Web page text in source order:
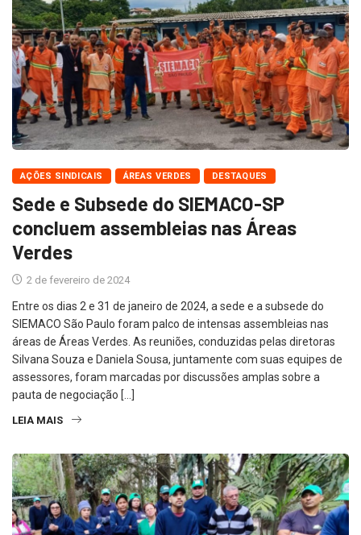
AÇÕES SINDICAIS ÁREAS VERDES DESTAQUES
Sede e Subsede do SIEMACO-SP
concluem assembleias nas Áreas
Verdes
2 de fevereiro de 2024
Entre os dias 2 e 31 de janeiro de 2024, a sede e a subsede do
SIEMACO São Paulo foram palco de intensas assembleias nas
áreas de Áreas Verdes. As reuniões, conduzidas pelas diretoras
Silvana Souza e Daniela Sousa, juntamente com suas equipes de
assessores, foram marcadas por discussões amplas sobre a
pauta de negociação […]
LEIA MAIS